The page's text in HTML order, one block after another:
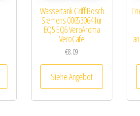
Wassertank Griff Bosch
Siemens 00653064 für
EQ5 EQ6 VeroAroma
VeroCafe
€8.09
Siehe Angebot